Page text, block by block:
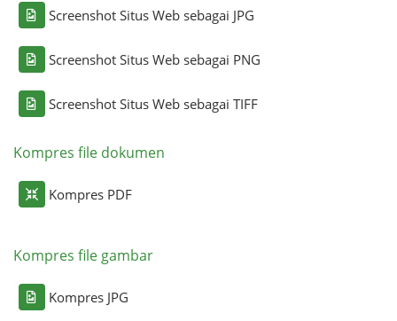
Screenshot Situs Web sebagai JPG
Screenshot Situs Web sebagai PNG
Screenshot Situs Web sebagai TIFF
Kompres file dokumen
Kompres PDF
Kompres file gambar
Kompres JPG